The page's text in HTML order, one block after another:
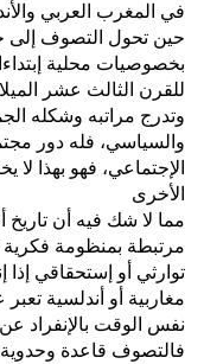
في المغرب العربي
حين تحول التصوف إلى
بخصوصيات محلية
للقرن الثالث عشر
وتدرج مراتبه وشكله
والسياسي، فله دور
الإجتماعي، فهو بهذا
الأخرى
مما لا شك فيه أن تاريخ
مرتبطة بمنظومة فكرية
توارثي أو إستحقاقي
مغاربية أو أندلسية
نفس الوقت بالإنفراد
فالتصوف قاعدة